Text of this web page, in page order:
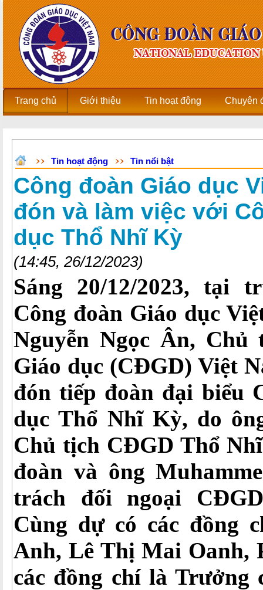
Trang chủ Giới thiệu Tin hoạt động Chuyên
Tin hoạt động Tin nổi bật
Công đoàn Giáo dục
đón và làm việc với
dục Thổ Nhĩ Kỳ
(14:45, 26/12/2023)
Sáng 20/12/2023, tại
Công đoàn Giáo dục
Nguyễn Ngọc Ân, Chủ
Giáo dục (CĐGD) Việt
đón tiếp đoàn đại biểu
dục Thổ Nhĩ Kỳ, do
Chủ tịch CĐGD Thổ
đoàn và ông
trách đối ngoại
Cùng dự có các đồng
Anh, Lê Thị Mai Oanh,
các đồng chí là Trưởng